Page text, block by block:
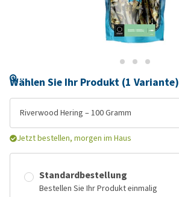
Wählen Sie Ihr Produkt (1 Variante)
Riverwood Hering – 100 Gramm
Jetzt bestellen, morgen im Haus
Standardbestellung
Bestellen Sie Ihr Produkt einmalig